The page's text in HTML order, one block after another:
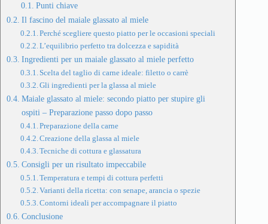
Punti chiave
Il fascino del maiale glassato al miele
Perché scegliere questo piatto per le occasioni speciali
L’equilibrio perfetto tra dolcezza e sapidità
Ingredienti per un maiale glassato al miele perfetto
Scelta del taglio di carne ideale: filetto o carrè
Gli ingredienti per la glassa al miele
Maiale glassato al miele: secondo piatto per stupire gli
ospiti – Preparazione passo dopo passo
Preparazione della carne
Creazione della glassa al miele
Tecniche di cottura e glassatura
Consigli per un risultato impeccabile
Temperatura e tempi di cottura perfetti
Varianti della ricetta: con senape, arancia o spezie
Contorni ideali per accompagnare il piatto
Conclusione